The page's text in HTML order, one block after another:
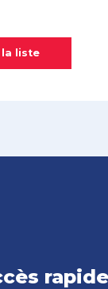
la liste
rapide